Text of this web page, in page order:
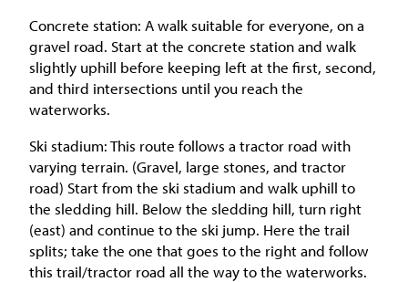
Concrete station: A walk suitable for everyone, on a
gravel road. Start at the concrete station and walk
slightly uphill before keeping left at the first, second,
and third intersections until you reach the
waterworks.
Ski stadium: This route follows a tractor road with
varying terrain. (Gravel, large stones, and tractor
road) Start from the ski stadium and walk uphill to
the sledding hill. Below the sledding hill, turn right
(east) and continue to the ski jump. Here the trail
splits; take the one that goes to the right and follow
this trail/tractor road all the way to the waterworks.